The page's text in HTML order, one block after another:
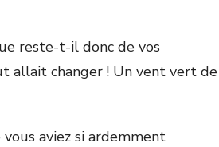
reste-t-il donc de vos
allait changer ! Un vent vert de
aviez si ardemment